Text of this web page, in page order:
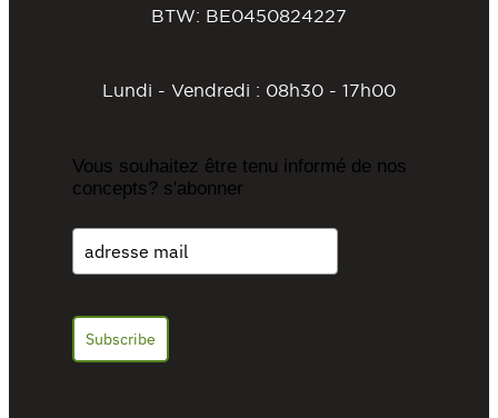
BTW: BE0450824227
Lundi - Vendredi : 08h30 - 17h00
Vous souhaitez être tenu informé de nos
concepts? s'abonner
Subscribe